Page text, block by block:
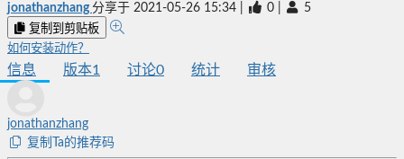
jonathanzhang分享于 2021-05-26 15:34 0 5
复制到剪贴板
如何安装动作？
信息 版本1 讨论0 统计 审核
jonathanzhang
复制Ta的推荐码